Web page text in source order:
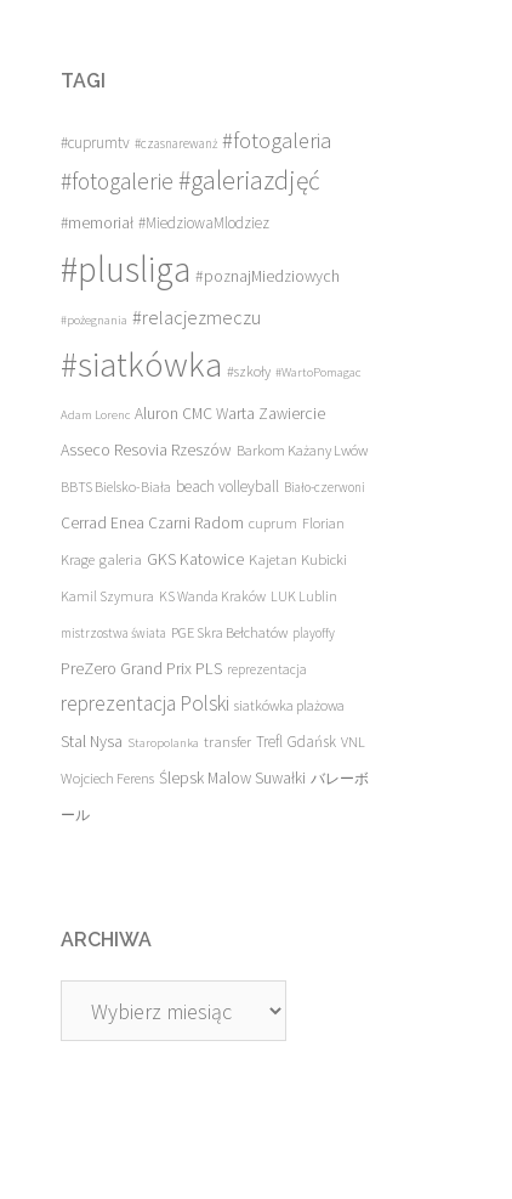
TAGI
#cuprumtv #czasnarewanż #fotogaleria
#fotogalerie #galeriazdjęć
#memoriał #MiedziowaMlodziez
#plusliga #poznajMiedziowych
#pożegnania #relacjezmeczu
#siatkówka #szkoły #WartoPomagac
Adam Lorenc Aluron CMC Warta Zawiercie
Asseco Resovia Rzeszów Barkom Każany Lwów
BBTS Bielsko-Biała beach volleyball Biało-czerwoni
Cerrad Enea Czarni Radom cuprum Florian
Krage galeria GKS Katowice Kajetan Kubicki
Kamil Szymura KS Wanda Kraków LUK Lublin
mistrzostwa świata PGE Skra Bełchatów playoffy
PreZero Grand Prix PLS reprezentacja
reprezentacja Polski siatkówka plażowa
Stal Nysa Staropolanka transfer Trefl Gdańsk VNL
Wojciech Ferens Ślepsk Malow Suwałki バレーボ
ール
ARCHIWA
Archiwa